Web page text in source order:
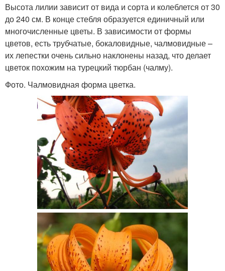
Высота лилии зависит от вида и сорта и колеблется от 30
до 240 см. В конце стебля образуется единичный или
многочисленные цветы. В зависимости от формы
цветов, есть трубчатые, бокаловидные, чалмовидные –
их лепестки очень сильно наклонены назад, что делает
цветок похожим на турецкий тюрбан (чалму).
Фото. Чалмовидная форма цветка.